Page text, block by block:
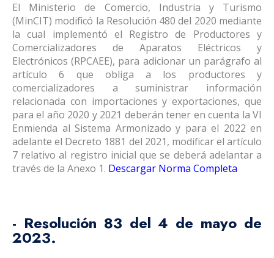
El Ministerio de Comercio, Industria y Turismo
(MinCIT) modificó la Resolución 480 del 2020 mediante
la cual implementó el Registro de Productores y
Comercializadores de Aparatos Eléctricos y
Electrónicos (RPCAEE), para adicionar un parágrafo al
artículo 6 que obliga a los productores y
comercializadores a suministrar información
relacionada con importaciones y exportaciones, que
para el año 2020 y 2021 deberán tener en cuenta la VI
Enmienda al Sistema Armonizado y para el 2022 en
adelante el Decreto 1881 del 2021, modificar el artículo
7 relativo al registro inicial que se deberá adelantar a
través de la Anexo 1. Descargar Norma Completa
- Resolución 83 del 4 de mayo de
2023.